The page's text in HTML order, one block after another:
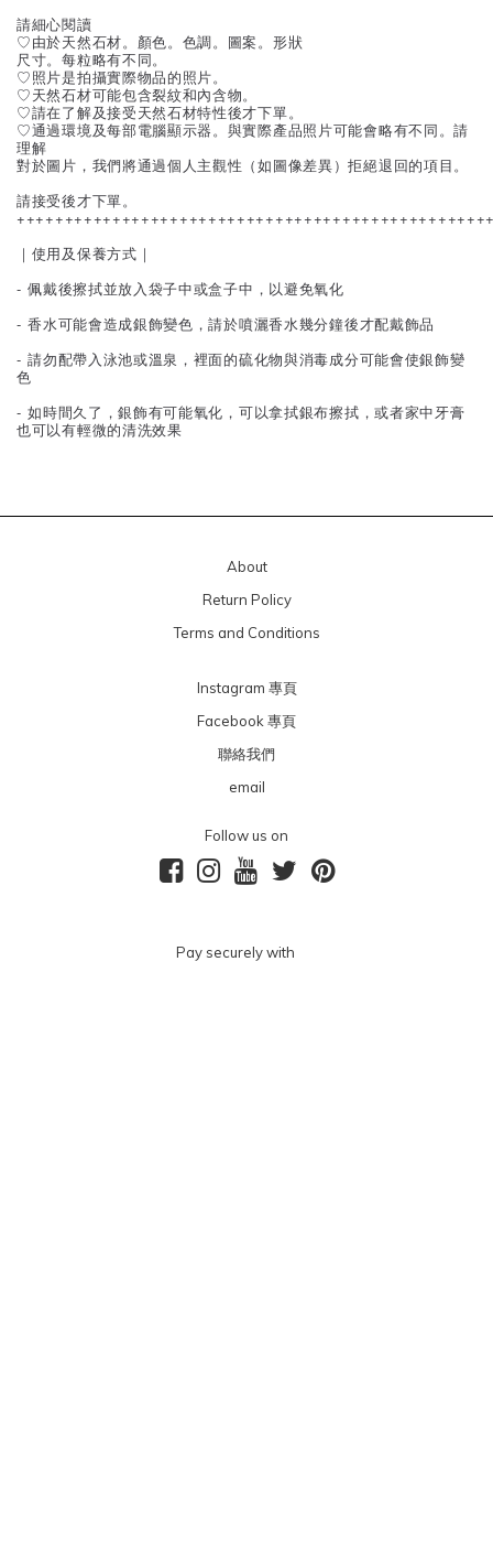
請細心閱讀
♡由於天然石材。顏色。色調。圖案。形狀
尺寸。每粒略有不同。
♡照片是拍攝實際物品的照片。
♡天然石材可能包含裂紋和內含物。
♡請在了解及接受天然石材特性後才下單。
♡通過環境及每部電腦顯示器。與實際產品照片可能會略有不同。請
理解
對於圖片，我們將通過個人主觀性（如圖像差異）拒絕退回的項目。
請接受後才下單。
｜使用及保養方式｜
- 佩戴後擦拭並放入袋子中或盒子中，以避免氧化
- 香水可能會造成銀飾變色，請於噴灑香水幾分鐘後才配戴飾品
- 請勿配帶入泳池或溫泉，裡面的硫化物與消毒成分可能會使銀飾變
色
- 如時間久了，銀飾有可能氧化，可以拿拭銀布擦拭，或者家中牙膏
也可以有輕微的清洗效果
About
Return Policy
Terms and Conditions
Instagram 專頁
Facebook 專頁
聯絡我們
email
Follow us on
Pay securely with